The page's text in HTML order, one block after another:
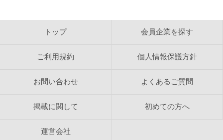
を自動的に検索し、結果を作成しております。 日本営
業協会は、検索結果として表示される内容に関して、カ
ん。 検索結果として表示される情報の正確さ、信頼
【著作権】
る著作権は株式会社ビジネスコネクションに帰属しま
WEBサイトで反映し、検索結果をリフォーマットして
表示することは禁じられています。
トップ 会員企業を探す
ご利用規約 個人情報保護方針
お問い合わせ よくあるご質問
掲載に関して 初めての方へ
運営会社